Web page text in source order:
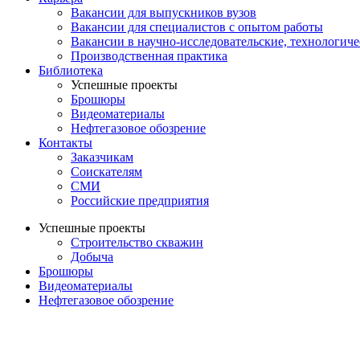
Вакансии для выпускников вузов
Вакансии для специалистов с опытом работы
Вакансии в научно-исследовательские,
Производственная практика
Библиотека
Успешные проекты
Брошюры
Видеоматериалы
Нефтегазовое обозрение
Контакты
Заказчикам
Соискателям
СМИ
Российские предприятия
Успешные проекты
Строительство скважин
Добыча
Брошюры
Видеоматериалы
Нефтегазовое обозрение